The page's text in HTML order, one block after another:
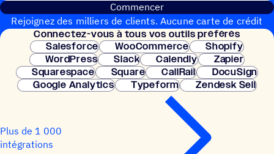
Commencer
Rejoignez des milliers de clients. Aucune carte de crédit
nécessaire. Configuration instantanée.
Connec­tez-vous à tous vos outils préférés
Salesforce
WooCommerce
Shopify
WordPress
Slack Calendly
Zapier
Squarespace
Square CallRail
DocuSign
Google Analytics
Typeform Zendesk Sell
Plus de 1 000
intégrations